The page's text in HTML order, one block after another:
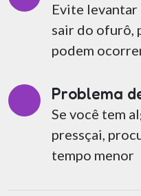
Evite levantar
sair do ofurô,
podem
Problema
Se você tem
pressçai,
tempo menor